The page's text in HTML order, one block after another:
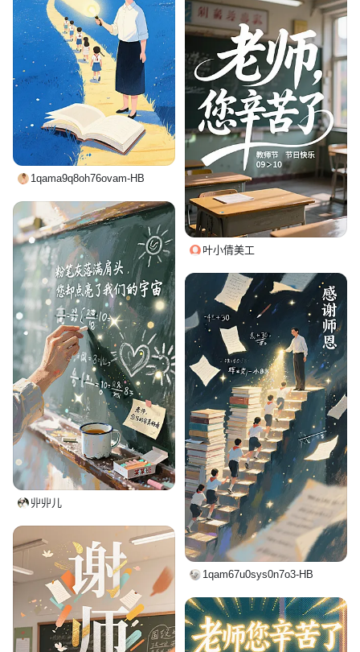
1qama9q8oh76ovam-HB
叶小倩美工
丱丱儿
1qam67u0sys0n7o3-HB